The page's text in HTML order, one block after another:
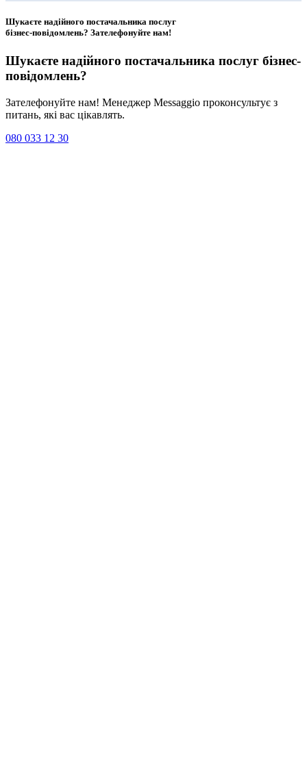
Шукаєте надійного постачальника послуг
бізнес-повідомлень? Зателефонуйте нам!
Шукаєте надійного постачальника послуг бізнес-
повідомлень?
Зателефонуйте нам! Менеджер Messaggio проконсультує з
питань, які вас цікавлять.
080 033 12 30